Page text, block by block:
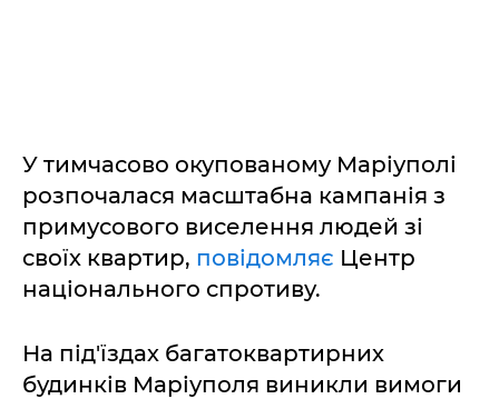
У тимчасово окупованому Маріуполі
розпочалася масштабна кампанія з
примусового виселення людей зі
своїх квартир, повідомляє Центр
національного спротиву.
На під'їздах багатоквартирних
будинків Маріуполя виникли вимоги